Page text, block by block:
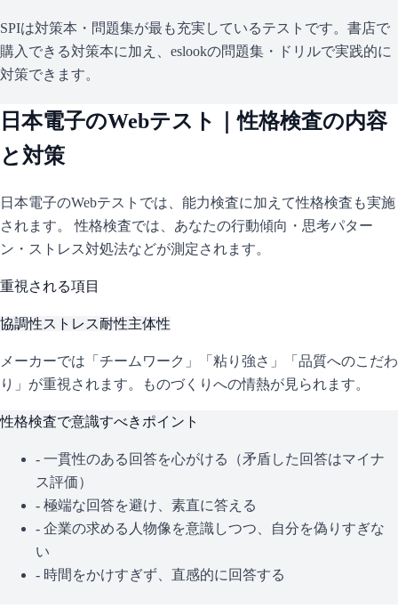
SPIは対策本・問題集が最も充実しているテストです。書店で
購入できる対策本に加え、eslookの問題集・ドリルで実践的に
対策できます。
日本電子のWebテスト｜性格検査の内容
と対策
日本電子のWebテストでは、能力検査に加えて性格検査も実施
されます。 性格検査では、あなたの行動傾向・思考パター
ン・ストレス対処法などが測定されます。
重視される項目
協調性ストレス耐性主体性
メーカーでは「チームワーク」「粘り強さ」「品質へのこだわ
り」が重視されます。ものづくりへの情熱が見られます。
性格検査で意識すべきポイント
- 一貫性のある回答を心がける（矛盾した回答はマイナ
ス評価）
- 極端な回答を避け、素直に答える
- 企業の求める人物像を意識しつつ、自分を偽りすぎな
い
- 時間をかけすぎず、直感的に回答する